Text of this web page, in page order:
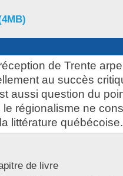
de Trente
au succès
aussi question du
régionalisme ne
littérature québécoise.
de livre